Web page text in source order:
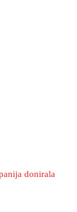
donirala